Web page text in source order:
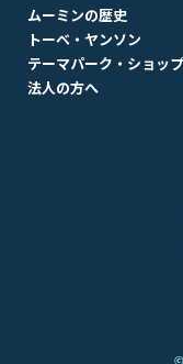
ムーミンの歴史
トーベ・ヤンソン
テーマパーク・ショップ
法人の方へ